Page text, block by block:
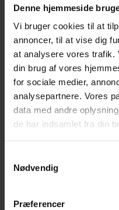
Denne hjemmeside
Vi bruger cookies til at
annoncer, til at vise dig
at analysere vores trafik.
din brug af vores
for sociale medier,
analysepartnere. Vores
data med andre
de har indsamlet fra din
Nødvendig
Præferencer
forsinkelsen. Det er
på, at dagbod kun kan
og tydeligt.
Forsikringer:
om, at entreprenøren
underentreprenører
skader, som
underentreprenør er
bør det samtidig
omkostninger for
selvrisiko for bygherre.
at den tegnede